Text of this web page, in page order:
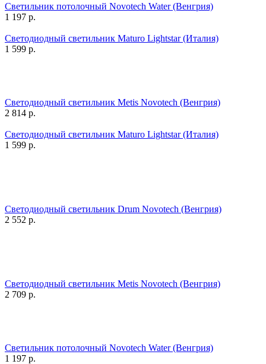
Светильник потолочный Novotech Water (Венгрия)
1 197 р.
Светодиодный светильник Maturo Lightstar (Италия)
1 599 р.
Светодиодный светильник Metis Novotech (Венгрия)
2 814 р.
Светодиодный светильник Maturo Lightstar (Италия)
1 599 р.
Светодиодный светильник Drum Novotech (Венгрия)
2 552 р.
Светодиодный светильник Metis Novotech (Венгрия)
2 709 р.
Светильник потолочный Novotech Water (Венгрия)
1 197 р.